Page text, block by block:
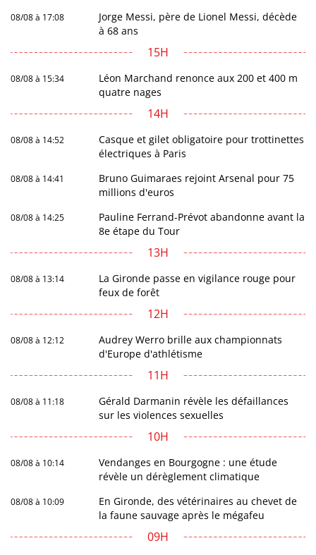
08/08 à 17:08
Jorge Messi, père de Lionel Messi, décède
à 68 ans
15H
08/08 à 15:34
Léon Marchand renonce aux 200 et 400 m
quatre nages
14H
08/08 à 14:52
Casque et gilet obligatoire pour trottinettes
électriques à Paris
08/08 à 14:41
Bruno Guimaraes rejoint Arsenal pour 75
millions d'euros
08/08 à 14:25
Pauline Ferrand-Prévot abandonne avant la
8e étape du Tour
13H
08/08 à 13:14
La Gironde passe en vigilance rouge pour
feux de forêt
12H
08/08 à 12:12
Audrey Werro brille aux championnats
d'Europe d'athlétisme
11H
08/08 à 11:18
Gérald Darmanin révèle les défaillances
sur les violences sexuelles
10H
08/08 à 10:14
Vendanges en Bourgogne : une étude
révèle un dérèglement climatique
08/08 à 10:09
En Gironde, des vétérinaires au chevet de
la faune sauvage après le mégafeu
09H